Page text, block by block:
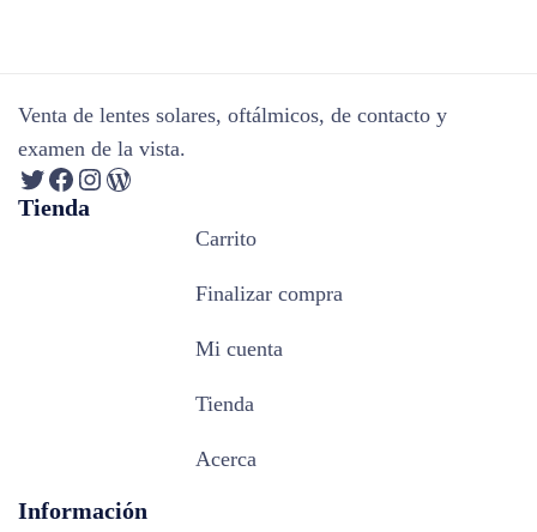
Venta de lentes solares, oftálmicos, de contacto y
examen de la vista.
Tienda
Carrito
Finalizar compra
Mi cuenta
Tienda
Acerca
Información